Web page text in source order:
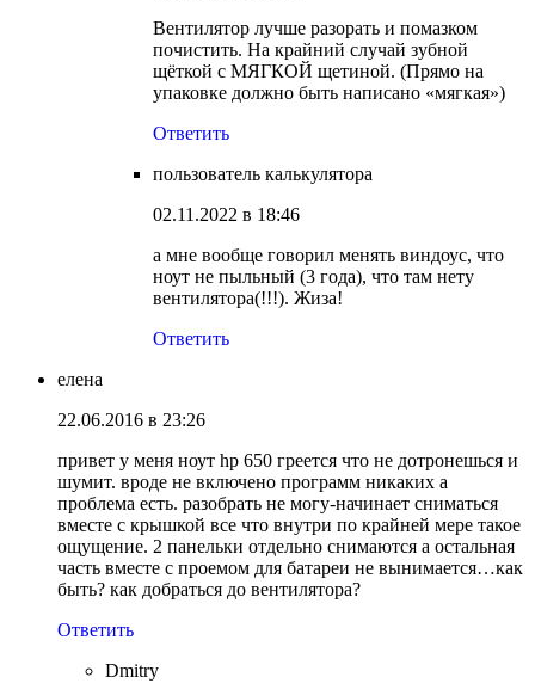
Вентилятор лучше разорать и помазком
почистить. На крайний случай зубной
щёткой с МЯГКОЙ щетиной. (Прямо на
упаковке должно быть написано «мягкая»)
Ответить
пользователь калькулятора
02.11.2022 в 18:46
а мне вообще говорил менять виндоус, что
ноут не пыльный (3 года), что там нету
вентилятора(!!!). Жиза!
Ответить
елена
22.06.2016 в 23:26
привет у меня ноут hp 650 греется что не дотронешься и
шумит. вроде не включено программ никаких а
проблема есть. разобрать не могу-начинает сниматься
вместе с крышкой все что внутри по крайней мере такое
ощущение. 2 панельки отдельно снимаются а остальная
часть вместе с проемом для батареи не вынимается…как
быть? как добраться до вентилятора?
Ответить
Dmitry